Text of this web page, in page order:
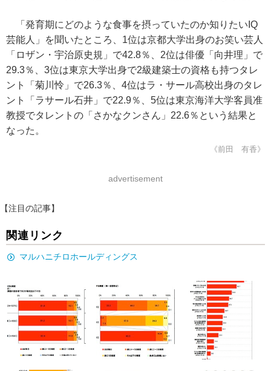
「発育期にどのような食事を摂っていたのか知りたいIQ
芸能人」を聞いたところ、1位は京都大学出身のお笑い芸人
「ロザン・宇治原史規」で42.8％、2位は俳優「向井理」で
29.3％、3位は東京大学出身で2級建築士の資格も持つタレ
ント「菊川怜」で26.3％、4位はラ・サール高校出身のタレ
ント「ラサール石井」で22.9％、5位は東京海洋大学客員准
教授でタレントの「さかなクンさん」22.6％という結果と
なった。
《前田 有香》
advertisement
【注目の記事】
関連リンク
マルハニチロホールディングス